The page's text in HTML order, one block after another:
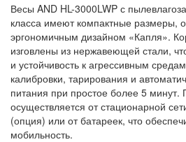
Весы AND HL-3000LWP с
класса имеют компактные размеры,
эргономичным дизайном «Капля».
изговлены из нержавеющей стали,
и устойчивость к агрессивным
калибровки, тарирования и
питания при простое более 5 минут.
осуществляется от стационарной
(опция) или от батареек, что
мобильность.